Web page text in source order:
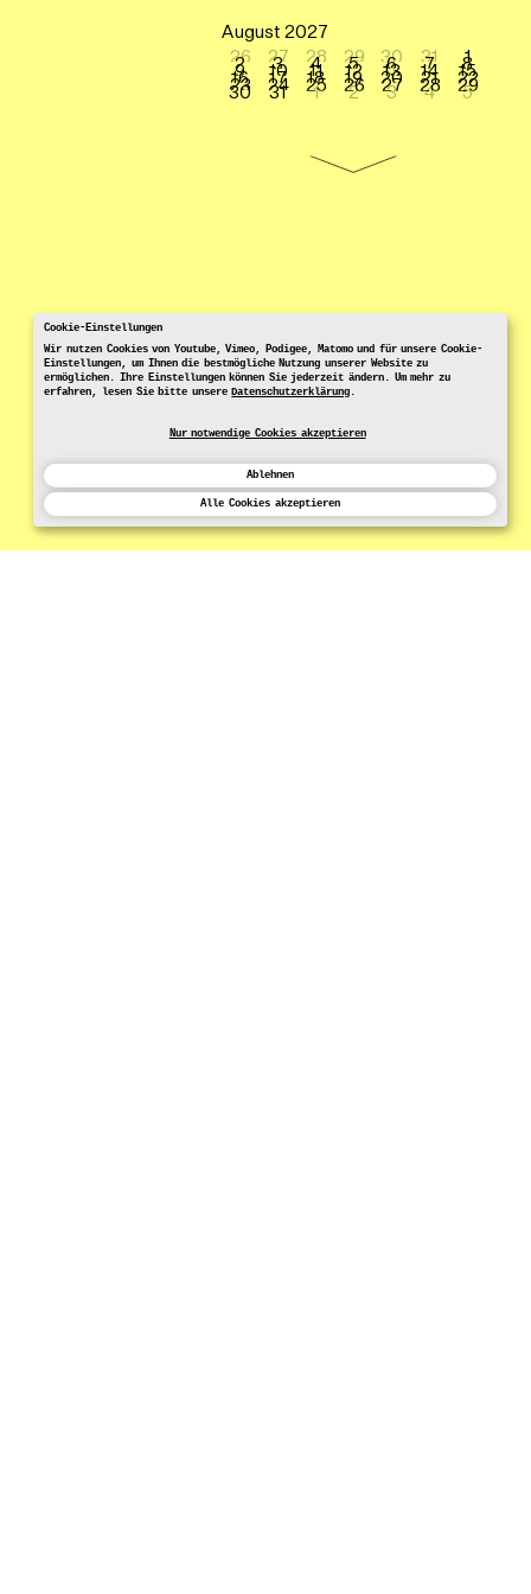
Cookie-Einstellungen
Wir nutzen Cookies von Youtube, Vimeo, Podigee, Matomo und für unsere Cookie-
Einstellungen, um Ihnen die bestmögliche Nutzung unserer Website zu
ermöglichen. Ihre Einstellungen können Sie jederzeit ändern. Um mehr zu
erfahren, lesen Sie bitte unsereDatenschutzerklärung.
Nur notwendige Cookies akzeptieren
Ablehnen
Alle Cookies akzeptieren
August 2027
26
27 28 29 30 31 1
2 3 4 5 6 7 8
9 10 11 12 13 14 15
16 17 18 19 20 21 22
23 24 25 26 27 28 29
30 31 1 2 3 4 5